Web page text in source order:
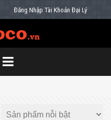
Đăng Nhập Tài Khoản Đại Lý